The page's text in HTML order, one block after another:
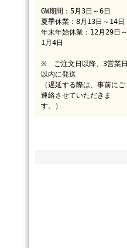
GW期間：5月3日～6日
夏季休業：8月13日～14日
年末年始休業：12月29日～
1月4日
※ ご注文日以降、3営業日
以内に発送
（遅延する際は、事前にご
連絡させていただきま
す。）